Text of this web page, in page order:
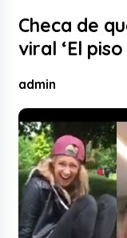
Checa de
viral ‘El
admin